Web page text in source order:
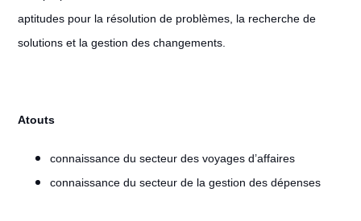
aptitudes pour la résolution de problèmes, la recherche de
solutions et la gestion des changements.
Atouts
connaissance du secteur des voyages d’affaires
connaissance du secteur de la gestion des dépenses